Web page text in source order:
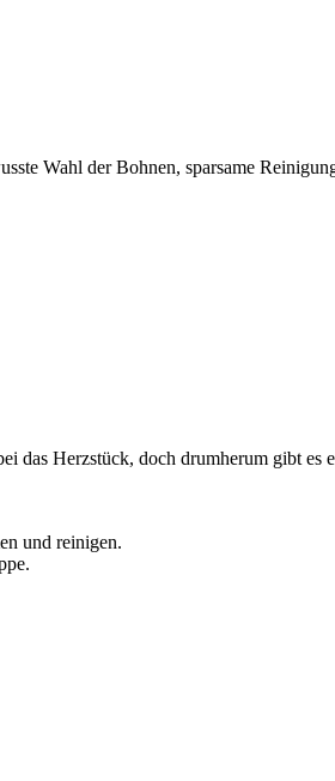
Wahl der Bohnen, sparsame
Herzstück, doch drumherum gibt es
und reinigen.